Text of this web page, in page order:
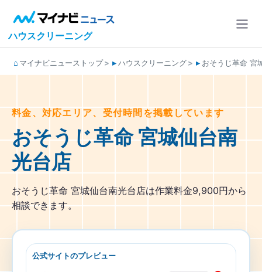
ハウスクリーニング
マイナビニューストップ ハウスクリーニング おそうじ革命 宮
料金、対応エリア、受付時間を掲載しています
おそうじ革命 宮城仙台南
光台店
おそうじ革命 宮城仙台南光台店は作業料金9,900円から
相談できます。
公式サイトのプレビュー